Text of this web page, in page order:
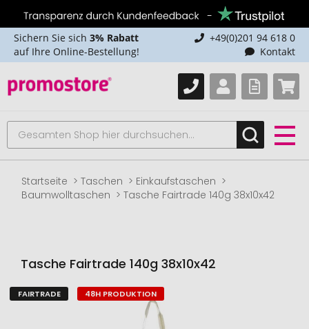
Sichern Sie sich 3% Rabatt
auf Ihre Online-Bestellung!
+49(0)201 94 618 0
Kontakt
Startseite Taschen
Einkaufstaschen
Baumwolltaschen
Tasche Fairtrade 140g 38x10x42
Tasche Fairtrade 140g 38x10x42
Zum
FAIRTRADE 48H PRODUKTION